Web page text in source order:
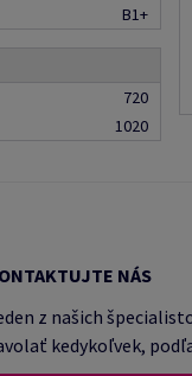
B1+
720
1020
NÁS
z našich
kedykoľvek,